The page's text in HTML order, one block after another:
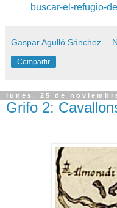
buscar-el-refugio-
Gaspar Agulló Sánchez
Compartir
lunes, 25 de
Grifo 2: